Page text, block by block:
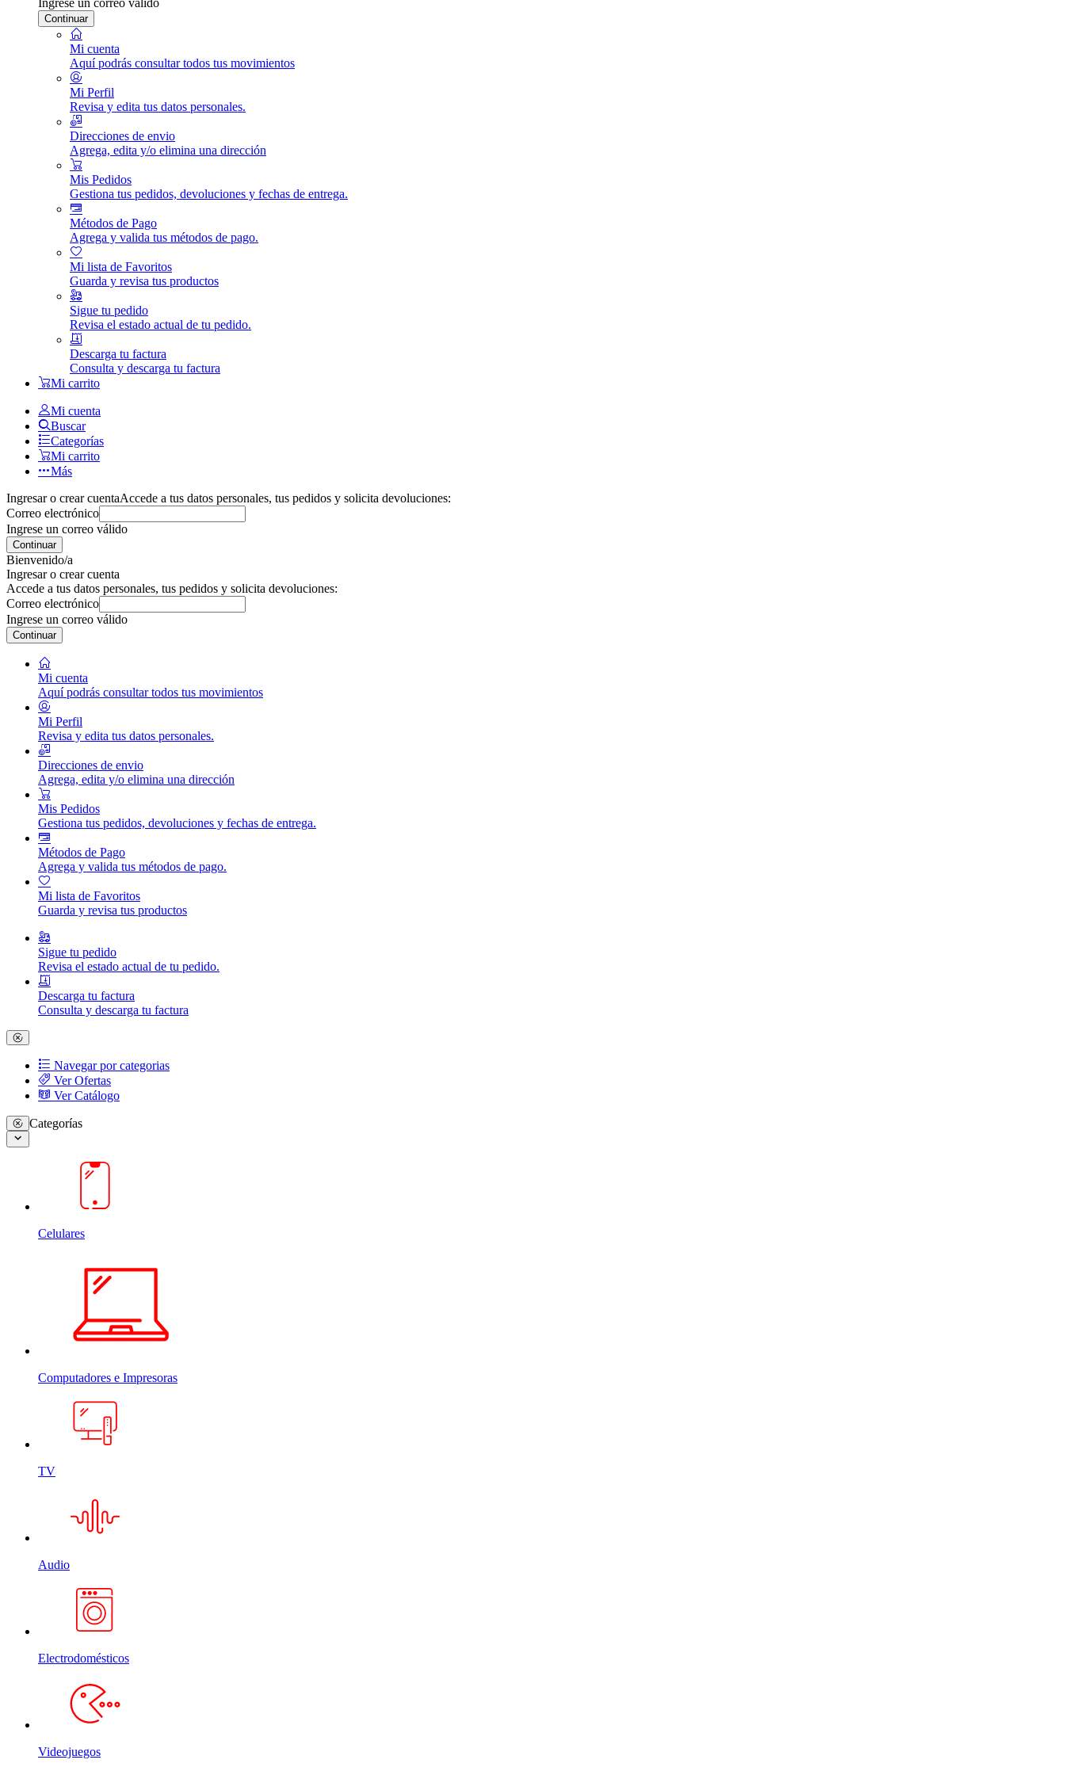
Continuar
Mi cuenta
Aquí podrás consultar todos tus movimientos
Mi Perfil
Revisa y edita tus datos personales.
Direcciones de envio
Agrega, edita y/o elimina una dirección
Mis Pedidos
Gestiona tus pedidos, devoluciones y fechas de entrega.
Métodos de Pago
Agrega y valida tus métodos de pago.
Mi lista de Favoritos
Guarda y revisa tus productos
Sigue tu pedido
Revisa el estado actual de tu pedido.
Descarga tu factura
Consulta y descarga tu factura
Mi carrito
Mi cuenta
Buscar
Categorías
Mi carrito
Más
Ingresar o crear cuentaAccede a tus datos personales, tus pedidos y solicita devoluciones:
Correo electrónico
Ingrese un correo válido
Continuar
Bienvenido/a
Ingresar o crear cuenta
Accede a tus datos personales, tus pedidos y solicita devoluciones:
Correo electrónico
Ingrese un correo válido
Continuar
Mi cuenta
Aquí podrás consultar todos tus movimientos
Mi Perfil
Revisa y edita tus datos personales.
Direcciones de envio
Agrega, edita y/o elimina una dirección
Mis Pedidos
Gestiona tus pedidos, devoluciones y fechas de entrega.
Métodos de Pago
Agrega y valida tus métodos de pago.
Mi lista de Favoritos
Guarda y revisa tus productos
Sigue tu pedido
Revisa el estado actual de tu pedido.
Descarga tu factura
Consulta y descarga tu factura
Navegar por categorias
Ver Ofertas
Ver Catálogo
Categorías
Celulares
Computadores e Impresoras
TV
Audio
Electrodomésticos
Videojuegos